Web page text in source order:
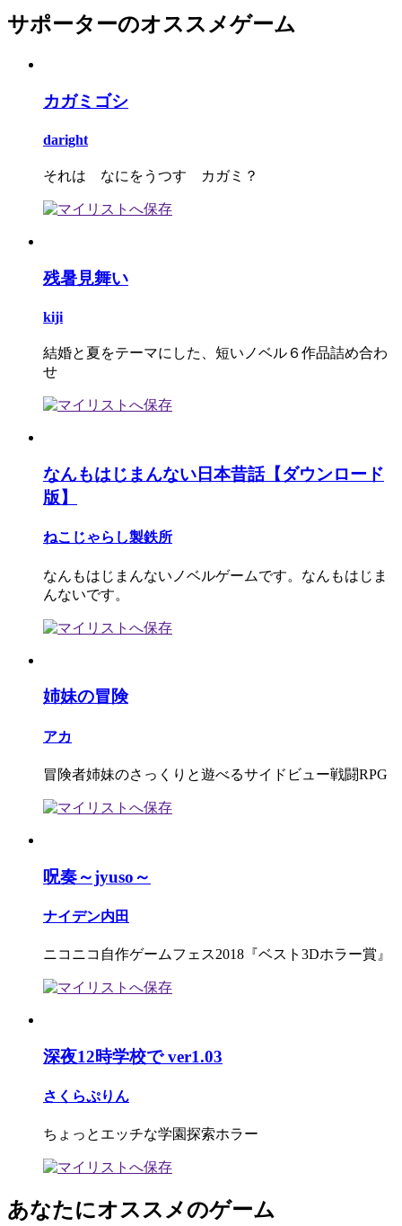
サポーターのオススメゲーム
カガミゴシ
daright
それは なにをうつす カガミ？
残暑見舞い
kiji
結婚と夏をテーマにした、短いノベル６作品詰め合わ
せ
なんもはじまんない日本昔話【ダウンロード
版】
ねこじゃらし製鉄所
なんもはじまんないノベルゲームです。なんもはじま
んないです。
姉妹の冒険
アカ
冒険者姉妹のさっくりと遊べるサイドビュー戦闘RPG
呪奏～jyuso～
ナイデン内田
ニコニコ自作ゲームフェス2018『ベスト3Dホラー賞』
深夜12時学校で ver1.03
さくらぷりん
ちょっとエッチな学園探索ホラー
あなたにオススメのゲーム